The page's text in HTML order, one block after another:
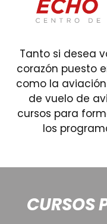
Tanto si desea
corazón puesto
como la
de vuelo de
cursos para
los
CURSOS